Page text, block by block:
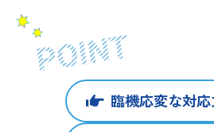
臨機応変な対応